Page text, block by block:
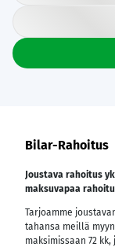
Bilar-Rahoitus
Joustava rahoitus
maksuvapaa
Tarjoamme
tahansa meillä
maksimissaan 72